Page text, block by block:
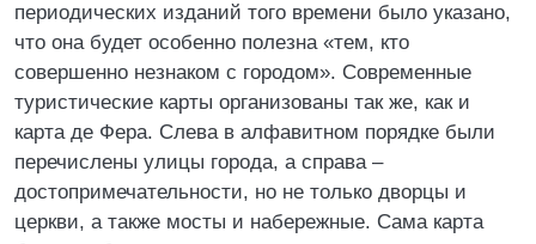
периодических изданий того времени было указано,
что она будет особенно полезна «тем, кто
совершенно незнаком с городом». Современные
туристические карты организованы так же, как и
карта де Фера. Слева в алфавитном порядке были
перечислены улицы города, а справа –
достопримечательности, но не только дворцы и
церкви, а также мосты и набережные. Сама карта